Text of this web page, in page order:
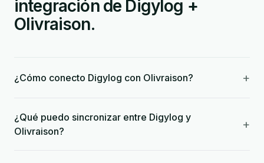
integración de Digylog +
Olivraison.
¿Cómo conecto Digylog con Olivraison? +
¿Qué puedo sincronizar entre Digylog y
Olivraison?
+